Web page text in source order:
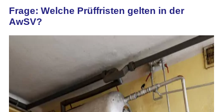
Frage: Welche Prüffristen gelten in der
AwSV?